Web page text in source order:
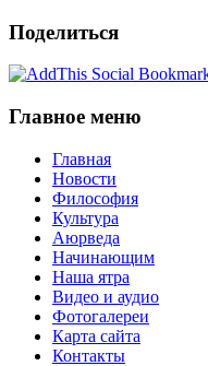
Поделиться
Главное меню
Главная
Новости
Философия
Культура
Аюрведа
Начинающим
Наша ятра
Видео и аудио
Фотогалереи
Карта сайта
Контакты